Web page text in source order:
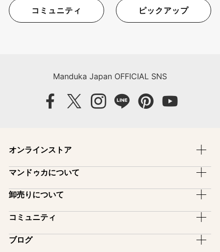
コミュニティ ピックアップ
Manduka Japan OFFICIAL SNS
オンラインストア
ヨガマット
ヨガグッズ
ヨガマットケア用品
マンドゥカについて
ブランドストーリー
保証制度
卸売りについて
卸売のご案内
コミュニティ
アンバサダー
ブログ